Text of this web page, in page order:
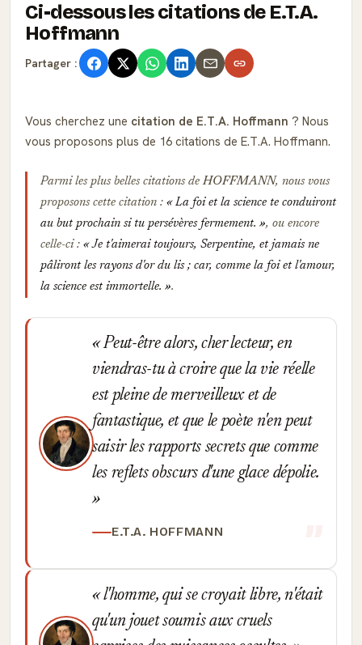
Ci-dessous les citations de E.T.A.
Hoffmann
Partager :
Vous cherchez une citation de E.T.A. Hoffmann ? Nous
vous proposons plus de 16 citations de E.T.A. Hoffmann.
Parmi les plus belles citations de HOFFMANN, nous vous
proposons cette citation :
La foi et la science te conduiront
au but prochain si tu persévères fermement.
, ou encore
celle-ci :
Je t'aimerai toujours, Serpentine, et jamais ne
pâliront les rayons d'or du lis ; car, comme la foi et l'amour,
la science est immortelle.
.
Peut-être alors, cher lecteur, en
viendras-tu à croire que la vie réelle
est pleine de merveilleux et de
fantastique, et que le poète n'en peut
saisir les rapports secrets que comme
les reflets obscurs d'une glace dépolie.
E.T.A. HOFFMANN
l'homme, qui se croyait libre, n'était
qu'un jouet soumis aux cruels